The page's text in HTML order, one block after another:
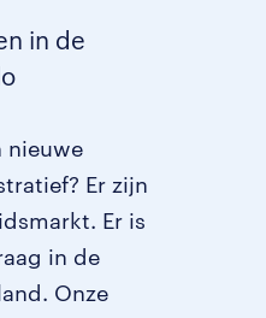
in de
nieuwe
Er zijn
Er is
in de
Onze